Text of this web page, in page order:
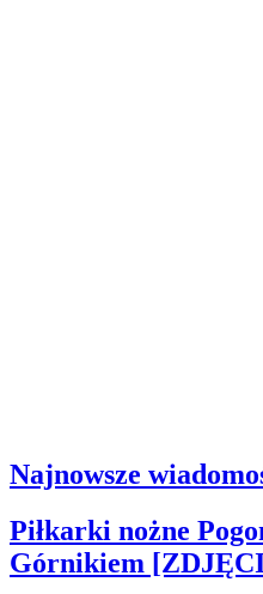
Najnowsze
Piłkarki nożne
Górnikiem